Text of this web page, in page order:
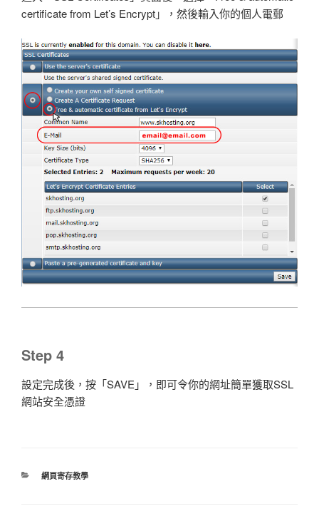
certificate from Let’s Encrypt」，然後輸入你的個人電郵
Step 4
設定完成後，按「SAVE」，即可令你的網址簡單獲取SSL
網站安全憑證
分
網頁寄存教學